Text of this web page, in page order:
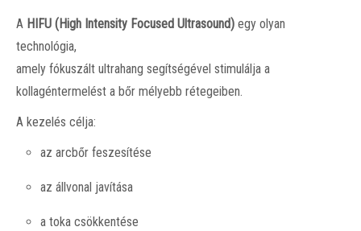
A HIFU (High Intensity Focused Ultrasound) egy olyan
technológia,
amely fókuszált ultrahang segítségével stimulálja a
kollagéntermelést a bőr mélyebb rétegeiben.
A kezelés célja:
az arcbőr feszesítése
az állvonal javítása
a toka csökkentése